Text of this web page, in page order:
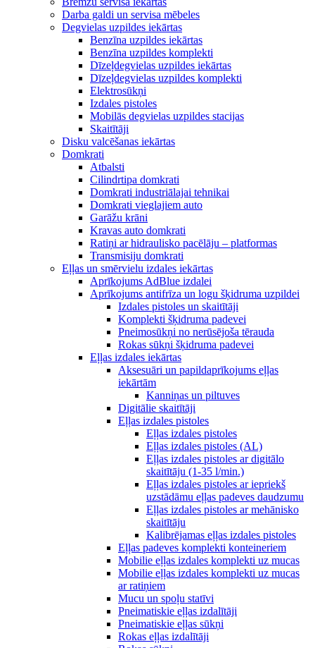
Darba galdi un servisa mēbeles
Degvielas uzpildes iekārtas
Benzīna uzpildes iekārtas
Benzīna uzpildes komplekti
Dīzeļdegvielas uzpildes iekārtas
Dīzeļdegvielas uzpildes komplekti
Elektrosūkņi
Izdales pistoles
Mobilās degvielas uzpildes stacijas
Skaitītāji
Disku valcēšanas iekārtas
Domkrati
Atbalsti
Cilindrtipa domkrati
Domkrati industriālajai tehnikai
Domkrati vieglajiem auto
Garāžu krāni
Kravas auto domkrati
Ratiņi ar hidraulisko pacēlāju – platformas
Transmisiju domkrati
Eļļas un smērvielu izdales iekārtas
Aprīkojums AdBlue izdalei
Aprīkojums antifrīza un logu šķidruma uzpildei
Izdales pistoles un skaitītāji
Komplekti šķidruma padevei
Pneimosūkņi no nerūsējoša tērauda
Rokas sūkņi šķidruma padevei
Eļļas izdales iekārtas
Aksesuāri un papildaprīkojums eļļas
iekārtām
Kanniņas un piltuves
Digitālie skaitītāji
Eļļas izdales pistoles
Eļļas izdales pistoles
Eļļas izdales pistoles (AL)
Eļļas izdales pistoles ar digitālo
skaitītāju (1-35 l/min.)
Eļļas izdales pistoles ar iepriekš
uzstādāmu eļļas padeves daudzumu
Eļļas izdales pistoles ar mehānisko
skaitītāju
Kalibrējamas eļļas izdales pistoles
Eļļas padeves komplekti konteineriem
Mobilie eļļas izdales komplekti uz mucas
Mobilie eļļas izdales komplekti uz mucas
ar ratiņiem
Mucu un spoļu statīvi
Pneimatiskie eļļas izdalītāji
Pneimatiskie eļļas sūkņi
Rokas eļļas izdalītāji